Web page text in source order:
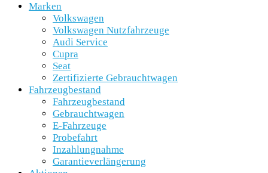
Marken
Volkswagen
Volkswagen Nutzfahrzeuge
Audi Service
Cupra
Seat
Zertifizierte Gebrauchtwagen
Fahrzeugbestand
Fahrzeugbestand
Gebrauchtwagen
E-Fahrzeuge
Probefahrt
Inzahlungnahme
Garantieverlängerung